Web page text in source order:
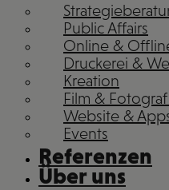
Public Affairs
Online &
Druckerei &
Kreation
Film &
Website &
Events
Referenzen
Über uns